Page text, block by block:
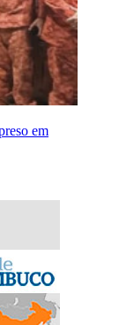
em